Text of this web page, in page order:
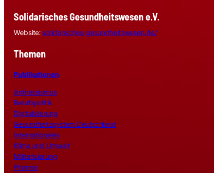
Solidarisches Gesundheitswesen e.V.
Website: solidarisches-gesundheitswesen.de/
Themen
Publikationen
Antirassismus
Berufspolitik
Digitalisierung
Gesundheitssystem Deutschland
Internationales
Klima und Umwelt
Militarisierung
Pharma